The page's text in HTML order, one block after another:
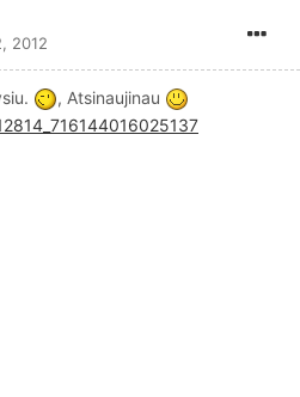
2012
, Atsinaujinau